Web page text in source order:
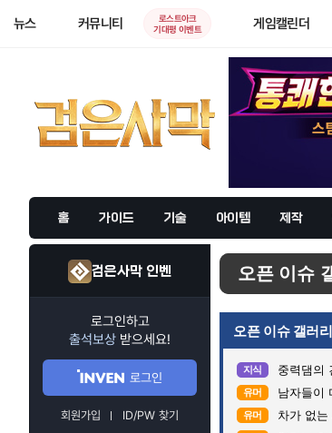
뉴스 커뮤니티
로스트아크
기대평 이벤트
게임캘린더
홈 가이드 기술 아이템 제작
검은사막 인벤
로그인하고
출석보상 받으세요!
로그인
회원가입 ID/PW 찾기
오픈 이슈
오픈 이슈 갤러리
지식 중력댐의
유머 남자들이
유머 차가 없는